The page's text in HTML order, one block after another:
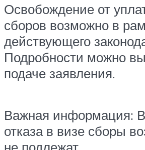
Освобождение от
сборов возможно в
действующего
Подробности можно
подаче заявления.
Важная информация:
отказа в визе сборы